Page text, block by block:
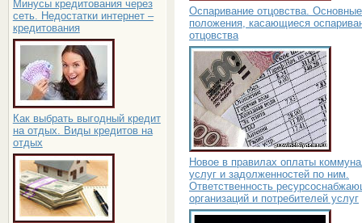
Минусы кредитования через
сеть. Недостатки интернет –
кредитования
Как выбрать выгодный кредит
на отдых. Виды кредитов на
отдых
Оспаривание отцовства. Основные
положения, касающиеся
отцовства
Новое в правилах оплаты
услуг и задолженностей по ним.
Ответственность
организаций и потребителей услуг